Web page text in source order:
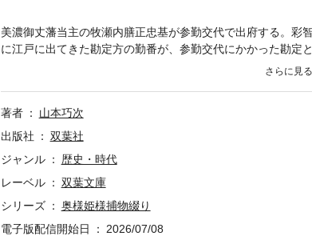
美濃御丈藩当主の牧瀬内膳正忠基が参勤交代で出府する。彩
に江戸に出てきた勘定方の勤番が、参勤交代にかかった勘定
切る口入屋「中津屋」が過大な請求をしてきたようだ。それ
著者
山本巧次
出版社
双葉社
ジャンル
歴史・時代
レーベル
双葉文庫
シリーズ
奥様姫様捕物綴り
電子版配信開始日
2026/07/08